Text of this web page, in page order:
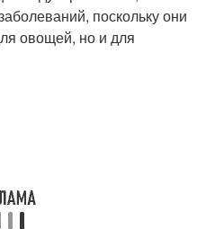
поскольку они
овощей, но и для